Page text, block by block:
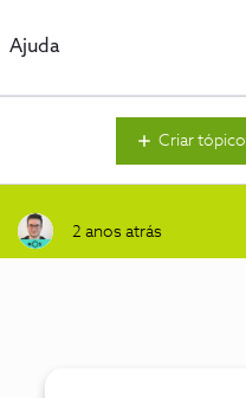
Ajuda
Criar tópico
2 anos atrás